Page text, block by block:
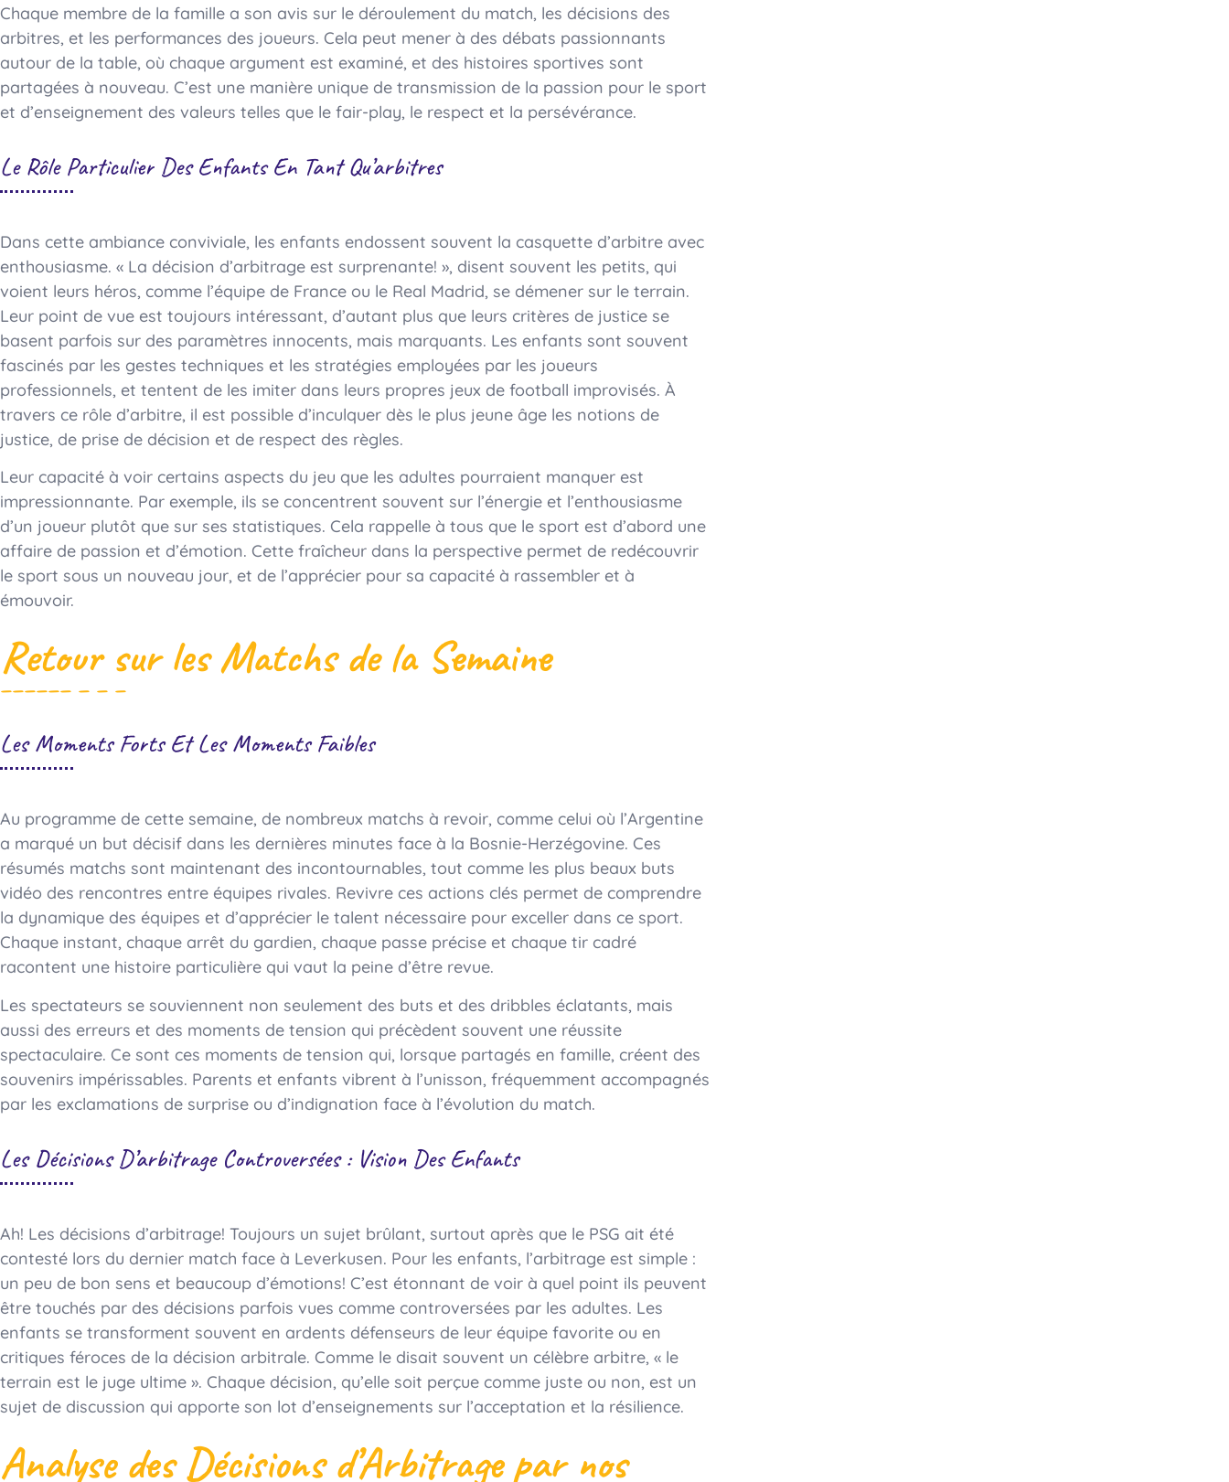
Chaque membre de la famille a son avis sur le déroulement du match, les décisions des
arbitres, et les performances des joueurs. Cela peut mener à des débats passionnants
autour de la table, où chaque argument est examiné, et des histoires sportives sont
partagées à nouveau. C’est une manière unique de transmission de la passion pour le sport
et d’enseignement des valeurs telles que le fair-play, le respect et la persévérance.
Le Rôle Particulier Des Enfants En Tant Qu’arbitres
Dans cette ambiance conviviale, les enfants endossent souvent la casquette d’arbitre avec
enthousiasme. « La décision d’arbitrage est surprenante! », disent souvent les petits, qui
voient leurs héros, comme l’équipe de France ou le Real Madrid, se démener sur le terrain.
Leur point de vue est toujours intéressant, d’autant plus que leurs critères de justice se
basent parfois sur des paramètres innocents, mais marquants. Les enfants sont souvent
fascinés par les gestes techniques et les stratégies employées par les joueurs
professionnels, et tentent de les imiter dans leurs propres jeux de football improvisés. À
travers ce rôle d’arbitre, il est possible d’inculquer dès le plus jeune âge les notions de
justice, de prise de décision et de respect des règles.
Leur capacité à voir certains aspects du jeu que les adultes pourraient manquer est
impressionnante. Par exemple, ils se concentrent souvent sur l’énergie et l’enthousiasme
d’un joueur plutôt que sur ses statistiques. Cela rappelle à tous que le sport est d’abord une
affaire de passion et d’émotion. Cette fraîcheur dans la perspective permet de redécouvrir
le sport sous un nouveau jour, et de l’apprécier pour sa capacité à rassembler et à
émouvoir.
Retour sur les Matchs de la Semaine
Les Moments Forts Et Les Moments Faibles
Au programme de cette semaine, de nombreux matchs à revoir, comme celui où l’Argentine
a marqué un but décisif dans les dernières minutes face à la Bosnie-Herzégovine. Ces
résumés matchs sont maintenant des incontournables, tout comme les plus beaux buts
vidéo des rencontres entre équipes rivales. Revivre ces actions clés permet de comprendre
la dynamique des équipes et d’apprécier le talent nécessaire pour exceller dans ce sport.
Chaque instant, chaque arrêt du gardien, chaque passe précise et chaque tir cadré
racontent une histoire particulière qui vaut la peine d’être revue.
Les spectateurs se souviennent non seulement des buts et des dribbles éclatants, mais
aussi des erreurs et des moments de tension qui précèdent souvent une réussite
spectaculaire. Ce sont ces moments de tension qui, lorsque partagés en famille, créent des
souvenirs impérissables. Parents et enfants vibrent à l’unisson, fréquemment accompagnés
par les exclamations de surprise ou d’indignation face à l’évolution du match.
Les Décisions D’arbitrage Controversées : Vision Des Enfants
Ah! Les décisions d’arbitrage! Toujours un sujet brûlant, surtout après que le PSG ait été
contesté lors du dernier match face à Leverkusen. Pour les enfants, l’arbitrage est simple :
un peu de bon sens et beaucoup d’émotions! C’est étonnant de voir à quel point ils peuvent
être touchés par des décisions parfois vues comme controversées par les adultes. Les
enfants se transforment souvent en ardents défenseurs de leur équipe favorite ou en
critiques féroces de la décision arbitrale. Comme le disait souvent un célèbre arbitre, « le
terrain est le juge ultime ». Chaque décision, qu’elle soit perçue comme juste ou non, est un
sujet de discussion qui apporte son lot d’enseignements sur l’acceptation et la résilience.
Analyse des Décisions d’Arbitrage par nos